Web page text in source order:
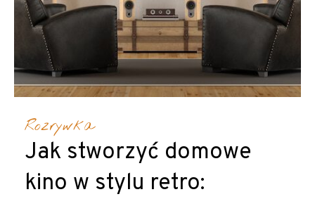
Rozrywka
Jak stworzyć domowe
kino w stylu retro: